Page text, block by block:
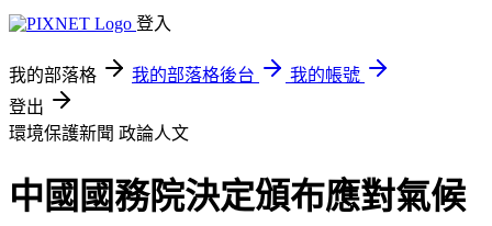
登入
我的部落格 我的部落格後台
我的帳號
登出
環境保護新聞 政論人文
中國國務院決定頒布應對氣候